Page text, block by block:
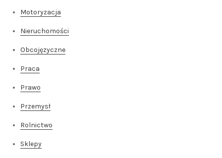
Motoryzacja
Nieruchomości
Obcojęzyczne
Praca
Prawo
Przemysł
Rolnictwo
Sklepy